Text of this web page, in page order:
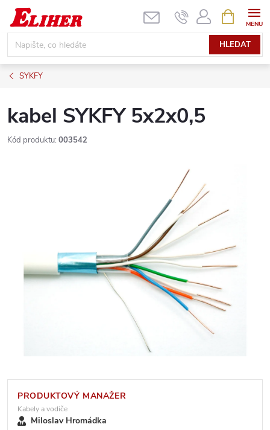
Přejít
obsah
HLEDAT
NÁKUPNÍ
KOŠÍK
SYKFY
kabel SYKFY 5x2x0,5
Kód produktu: 003542
PRODUKTOVÝ MANAŽER
Kabely a vodiče
Miloslav Hromádka